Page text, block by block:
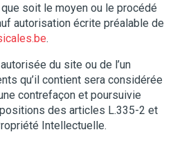
soit le moyen ou le procédé
autorisation écrite préalable de
.
du site ou de l’un
qu’il contient sera considérée
contrefaçon et poursuivie
des articles L.335-2 et
Intellectuelle.